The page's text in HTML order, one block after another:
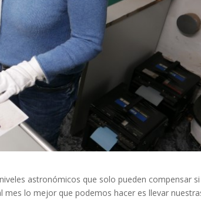
astronómicos que solo pueden compensar si
lo mejor que podemos hacer es llevar